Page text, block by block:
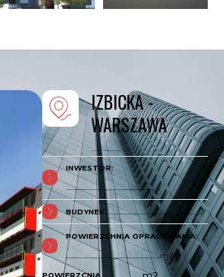
IZBICKA -
WARSZAWA
.......................
INWESTOR:
..........................................................
BUDYNEK: ..........................................................
POWIERZCHNIA OPRACOWANIA:
..........................................................m2
POWIERZCNIA